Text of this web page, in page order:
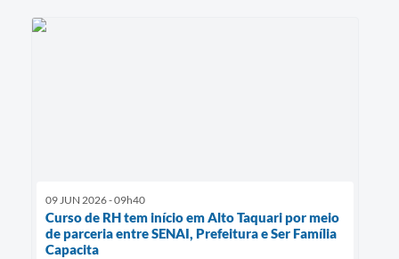
09 JUN 2026 - 09h40
Curso de RH tem início em Alto Taquari por meio
de parceria entre SENAI, Prefeitura e Ser Família
Capacita